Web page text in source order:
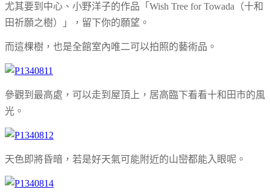
尤其要到中心、小野洋子的作品「Wish Tree for Towada（十和
田祈願之樹）」，留下你的願望。
而這棵樹，也是全館室內唯二可以拍照的藝術品。
參觀到最高處，可以走到屋頂上，居高臨下看看十和田市的風
光。
天色即將昏暗，若是好天氣可能附近的山巒都能入眼呢。